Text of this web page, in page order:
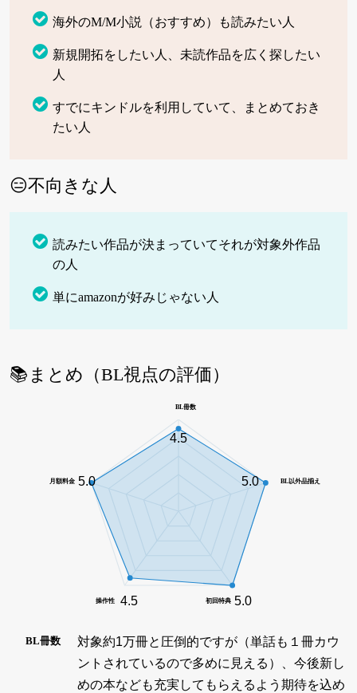
海外のM/M小説（おすすめ）も読みたい人
新規開拓をしたい人、未読作品を広く探したい
人
すでにキンドルを利用していて、まとめておき
たい人
😑不向きな人
読みたい作品が決まっていてそれが対象外作品
の人
単にamazonが好みじゃない人
📚まとめ（BL視点の評価）
BL冊数
4.5
BL以外品揃え
5.0
初回特典 5.0
操作性 4.5
月額料金 5.0
BL冊数
対象約1万冊と圧倒的ですが（単話も１冊カウ
ントされているので多めに見える）、今後新し
めの本なども充実してもらえるよう期待を込め